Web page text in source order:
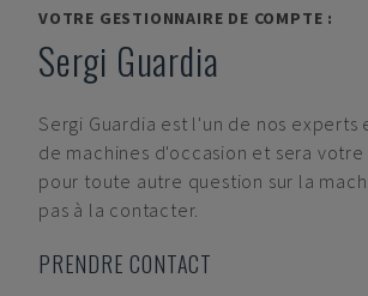
VOTRE GESTIONNAIRE DE COMPTE :
Sergi Guardia
Sergi Guardia est l'un de nos experts
de machines d'occasion et sera
pour toute autre question sur la
pas à la contacter.
PRENDRE CONTACT